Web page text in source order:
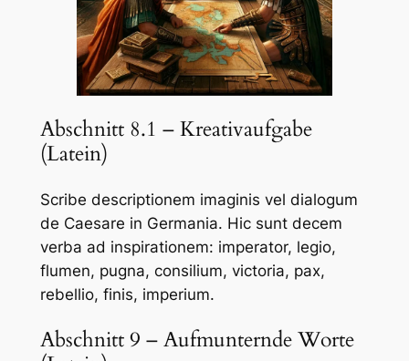
Abschnitt 8.1 – Kreativaufgabe
(Latein)
Scribe descriptionem imaginis vel dialogum
de Caesare in Germania. Hic sunt decem
verba ad inspirationem: imperator, legio,
flumen, pugna, consilium, victoria, pax,
rebellio, finis, imperium.
Abschnitt 9 – Aufmunternde Worte